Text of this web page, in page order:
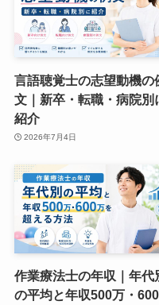
言語聴覚士の志望動機の
文｜新卒・転職・病院別
紹介
2026年7月4日
作業療法士の年収｜年代
の平均と年収500万・